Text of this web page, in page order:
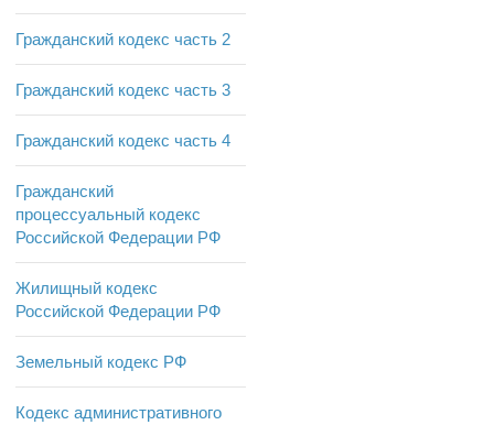
Гражданский кодекс часть 2
Гражданский кодекс часть 3
Гражданский кодекс часть 4
Гражданский
процессуальный кодекс
Российской Федерации РФ
Жилищный кодекс
Российской Федерации РФ
Земельный кодекс РФ
Кодекс административного